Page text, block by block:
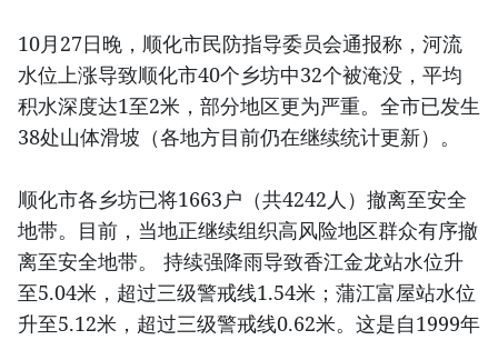
10月27日晚，顺化市民防指导委员会通报称，河流
水位上涨导致顺化市40个乡坊中32个被淹没，平均
积水深度达1至2米，部分地区更为严重。全市已发生
38处山体滑坡（各地方目前仍在继续统计更新）。
顺化市各乡坊已将1663户（共4242人）撤离至安全
地带。目前，当地正继续组织高风险地区群众有序撤
离至安全地带。 持续强降雨导致香江金龙站水位升
至5.04米，超过三级警戒线1.54米；蒲江富屋站水位
升至5.12米，超过三级警戒线0.62米。这是自1999年